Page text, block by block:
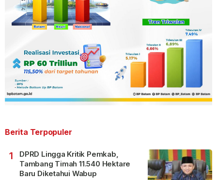
Berita Terpopuler
1
DPRD Lingga Kritik Pemkab,
Tambang Timah 11.540 Hektare
Baru Diketahui Wabup